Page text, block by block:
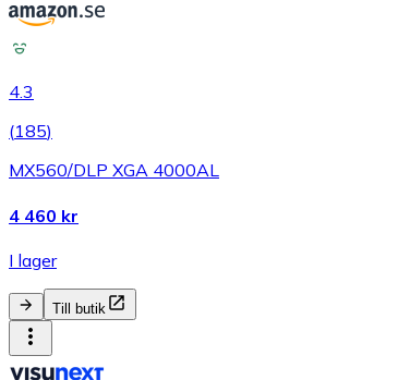
4.3
(185)
MX560/DLP XGA 4000AL
4 460 kr
I lager
Till butik